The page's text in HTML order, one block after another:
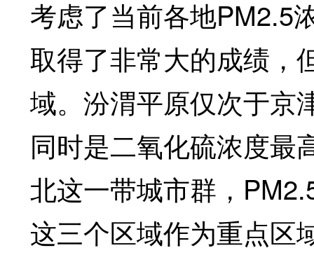
考虑了当前各地PM2.5
取得了非常大的成绩，
域。汾渭平原仅次于京
同时是二氧化硫浓度最
北这一带城市群，
这三个区域作为重点区